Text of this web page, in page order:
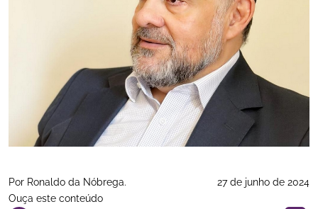
Por Ronaldo da Nóbrega.
27 de junho de 2024
Ouça este conteúdo